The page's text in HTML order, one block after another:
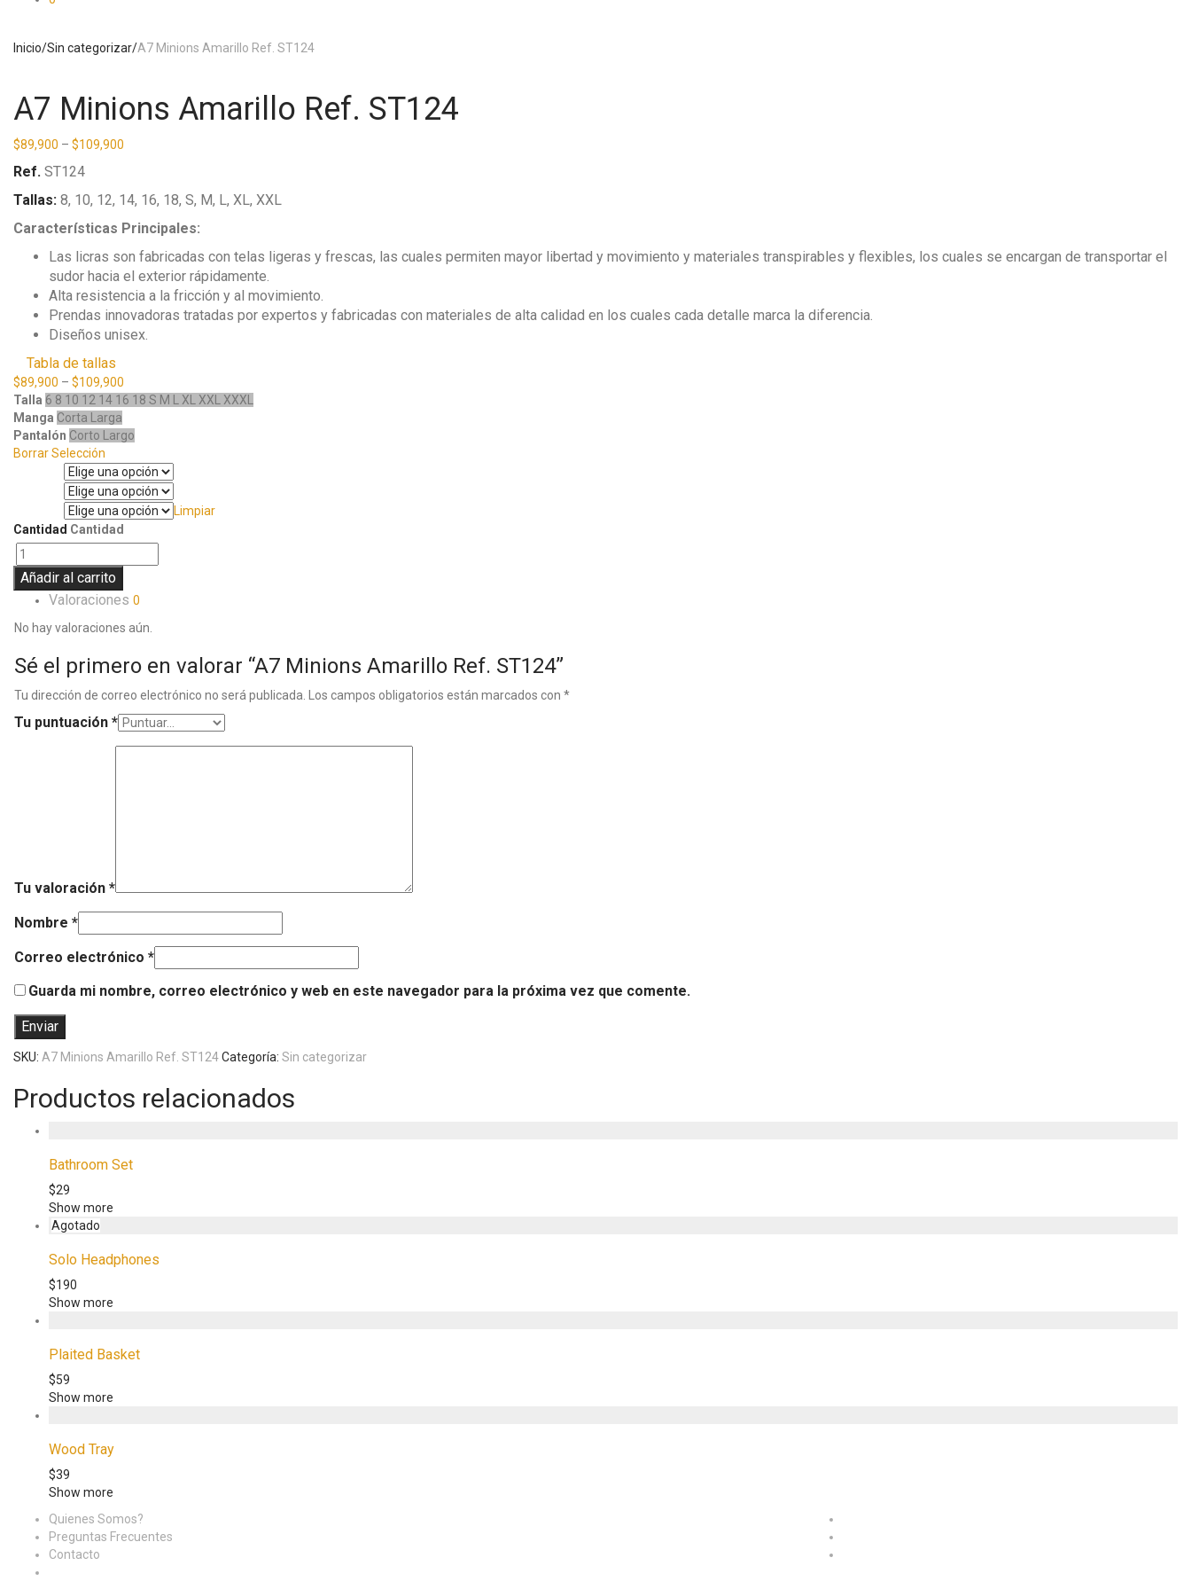
Inicio/Sin categorizar/A7 Minions Amarillo Ref. ST124
A7 Minions Amarillo Ref. ST124
$89,900 – $109,900
Ref. ST124
Tallas: 8, 10, 12, 14, 16, 18, S, M, L, XL, XXL
Características Principales:
Las licras son fabricadas con telas ligeras y frescas, las cuales permiten mayor libertad y movimiento y materiales transpirables y flexibles, los cuales se encargan de transportar el
sudor hacia el exterior rápidamente.
Alta resistencia a la fricción y al movimiento.
Prendas innovadoras tratadas por expertos y fabricadas con materiales de alta calidad en los cuales cada detalle marca la diferencia.
Diseños unisex.
Tabla de tallas
$89,900 – $109,900
Talla 6 8 10 12 14 16 18 S M L XL XXL XXXL
Manga Corta Larga
Pantalón Corto Largo
Borrar Selección
Limpiar
Cantidad Cantidad
Añadir al carrito
Valoraciones 0
No hay valoraciones aún.
Sé el primero en valorar “A7 Minions Amarillo Ref. ST124”
Tu dirección de correo electrónico no será publicada. Los campos obligatorios están marcados con *
Tu puntuación *
Tu valoración *
Nombre *
Correo electrónico *
Guarda mi nombre, correo electrónico y web en este navegador para la próxima vez que comente.
SKU: A7 Minions Amarillo Ref. ST124Categoría: Sin categorizar
Productos relacionados
Bathroom Set
$29
Show more
Solo Headphones
$190
Show more
Plaited Basket
$59
Show more
Wood Tray
$39
Show more
Quienes Somos?
Preguntas Frecuentes
Contacto